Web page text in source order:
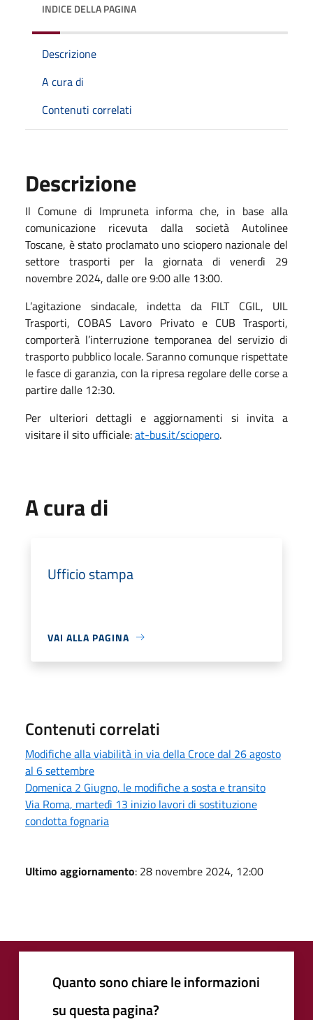
INDICE DELLA PAGINA
Descrizione
A cura di
Contenuti correlati
Descrizione
Il Comune di Impruneta informa che, in base alla
comunicazione ricevuta dalla società Autolinee
Toscane, è stato proclamato uno sciopero nazionale del
settore trasporti per la giornata di venerdì 29
novembre 2024, dalle ore 9:00 alle 13:00.
L’agitazione sindacale, indetta da FILT CGIL, UIL
Trasporti, COBAS Lavoro Privato e CUB Trasporti,
comporterà l’interruzione temporanea del servizio di
trasporto pubblico locale. Saranno comunque rispettate
le fasce di garanzia, con la ripresa regolare delle corse a
partire dalle 12:30.
Per ulteriori dettagli e aggiornamenti si invita a
visitare il sito ufficiale:at-bus.it/sciopero.
A cura di
Ufficio stampa
VAI ALLA PAGINA
Contenuti correlati
Modifiche alla viabilità in via della Croce dal 26 agosto
al 6 settembre
Domenica 2 Giugno, le modifiche a sosta e transito
Via Roma, martedì 13 inizio lavori di sostituzione
condotta fognaria
Ultimo aggiornamento: 28 novembre 2024, 12:00
Quanto sono chiare le informazioni
su questa pagina?